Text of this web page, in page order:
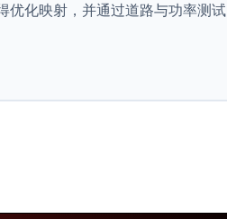
化映射，并通过道路与功率测试